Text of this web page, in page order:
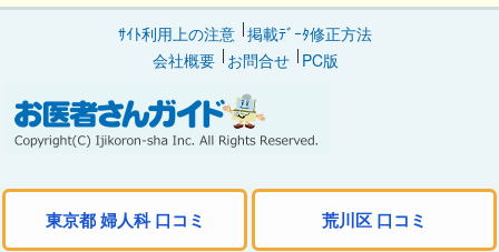
東京都 婦人科 口コミ 荒川区 口コミ
ｻｲﾄ利用上の注意 掲載ﾃﾞｰﾀ修正方法
会社概要
お問合せ PC版